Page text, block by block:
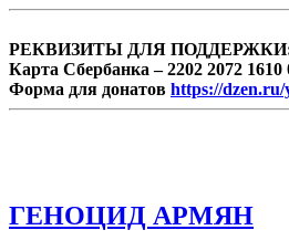
РЕКВИЗИТЫ ДЛЯ
Карта Сбербанка – 2202 2072 1610
Форма для донатов https://
ГЕНОЦИД АРМЯН